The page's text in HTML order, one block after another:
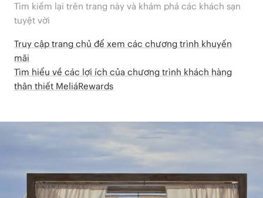
Tìm kiếm lại trên trang này và khám phá các khách sạn
tuyệt vời
Truy cập trang chủ để xem các chương trình khuyến
mãi
Tìm hiểu về các lợi ích của chương trình khách hàng
thân thiết MeliáRewards